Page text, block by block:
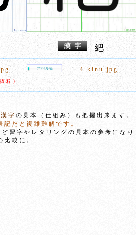
紦
4-kinu.jpg
抜粋）
字 の見本（仕組み）も把握出来ます。
だと複雑難解です。
習字やレタリングの見本の参考になり
比較に。